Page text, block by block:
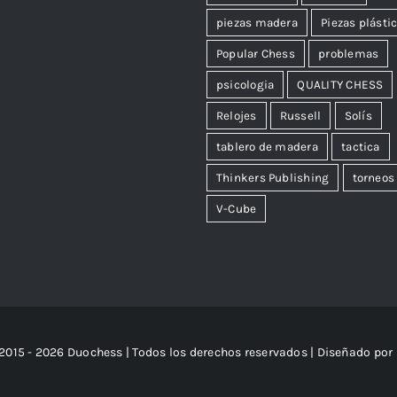
piezas madera Piezas
Popular Chess problemas
psicologia QUALITY CHESS
Relojes Russell Solís
tablero de madera tactica
Thinkers Publishing torneos
V-Cube
- 2026 Duochess | Todos los derechos reservados | Diseñado por